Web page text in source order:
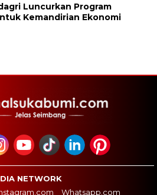
Luncurkan Program
Kemandirian Ekonomi
NETWORK
Whatsapp.com